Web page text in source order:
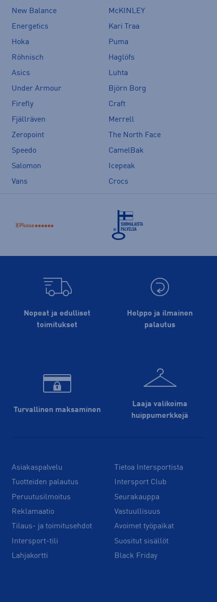
New Balance
McKINLEY
Energetics
Kari Traa
Hoka
Puma
Röhnisch
Haglöfs
Asics
Luhta
Under Armour
Björn Borg
Firefly
Craft
Fjällräven
Merrell
Zeropoint
The North Face
Speedo
CamelBak
Salomon
Icepeak
Vans
Crocs
Nopeat ja edulliset
toimitukset
Helppo ja ilmainen
palautus
Turvallinen maksaminen
Laaja valikoima
huippu­merkkejä
Asiakaspalvelu
Tuotteiden palautus
Peruutusilmoitus
Reklamaatio
Tilaus- ja toimitusehdot
Intersport-tili
Lahjakortti
Tietoa Intersportista
Intersport Club
Seurakauppa
Vastuullisuus
Avoimet työpaikat
Suositut sisällöt
Black Friday